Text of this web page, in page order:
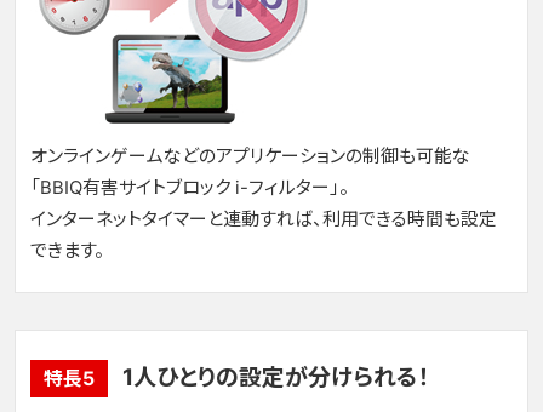
オンラインゲームなどのアプリケーションの制御も可能な
「BBIQ有害サイトブロック i-フィルター」。
インターネットタイマーと連動すれば、利用できる時間も設定
できます。
特長5 1人ひとりの設定が分けられる！